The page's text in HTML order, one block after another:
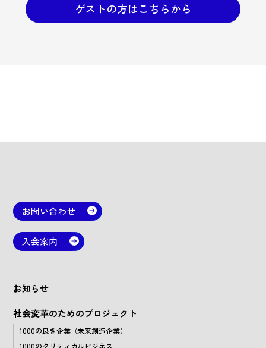
ゲストの方はこちらから
お問い合わせ
入会案内
お知らせ
社会変革のためのプロジェクト
1000の良き企業（未来創造企業）